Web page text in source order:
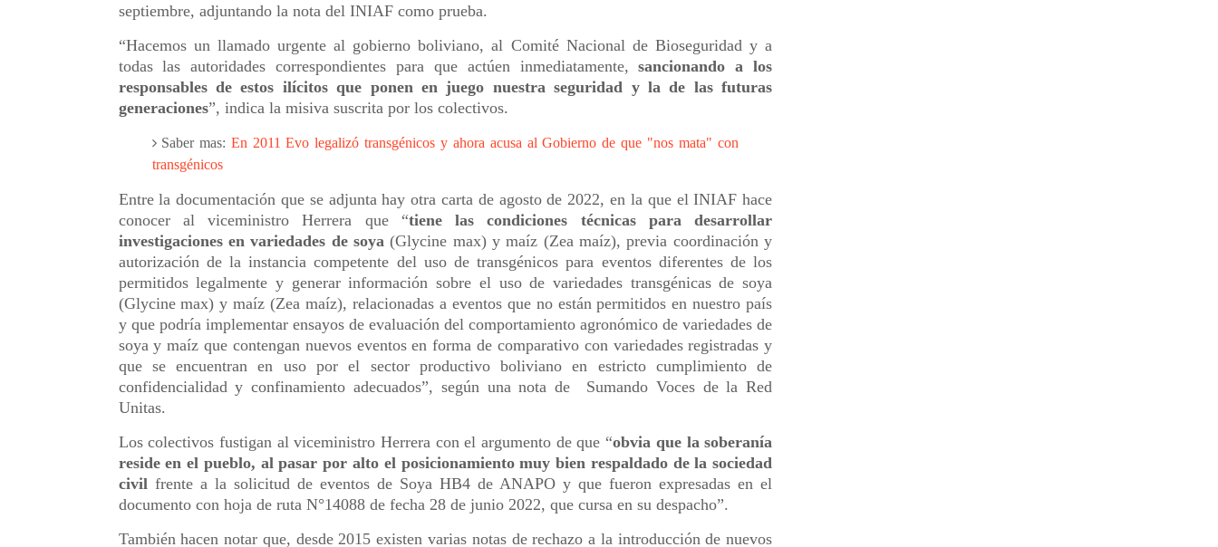
septiembre, adjuntando la nota del INIAF como prueba.
“Hacemos un llamado urgente al gobierno boliviano, al Comité Nacional de Bioseguridad y a
todas las autoridades correspondientes para que actúen inmediatamente,sancionando a los
responsables de estos ilícitos que ponen en juego nuestra seguridad y la de las futuras
generaciones”, indica la misiva suscrita por los colectivos.
Saber mas: En 2011 Evo legalizó transgénicos y ahora acusa al Gobierno de que "nos mata" con
transgénicos
Entre la documentación que se adjunta hay otra carta de agosto de 2022, en la que el INIAF hace
conocer al viceministro Herrera que “tiene las condiciones técnicas para desarrollar
investigaciones en variedades de soya (Glycine max) y maíz (Zea maíz), previa coordinación y
autorización de la instancia competente del uso de transgénicos para eventos diferentes de los
permitidos legalmente y generar información sobre el uso de variedades transgénicas de soya
(Glycine max) y maíz (Zea maíz), relacionadas a eventos que no están permitidos en nuestro país
y que podría implementar ensayos de evaluación del comportamiento agronómico de variedades de
soya y maíz que contengan nuevos eventos en forma de comparativo con variedades registradas y
que se encuentran en uso por el sector productivo boliviano en estricto cumplimiento de
confidencialidad y confinamiento adecuados”, según una nota de Sumando Voces de la Red
Unitas.
Los colectivos fustigan al viceministro Herrera con el argumento de que “obvia que la soberanía
reside en el pueblo, al pasar por alto el posicionamiento muy bien respaldado de la sociedad
civil frente a la solicitud de eventos de Soya HB4 de ANAPO y que fueron expresadas en el
documento con hoja de ruta N°14088 de fecha 28 de junio 2022, que cursa en su despacho”.
También hacen notar que, desde 2015 existen varias notas de rechazo a la introducción de nuevos